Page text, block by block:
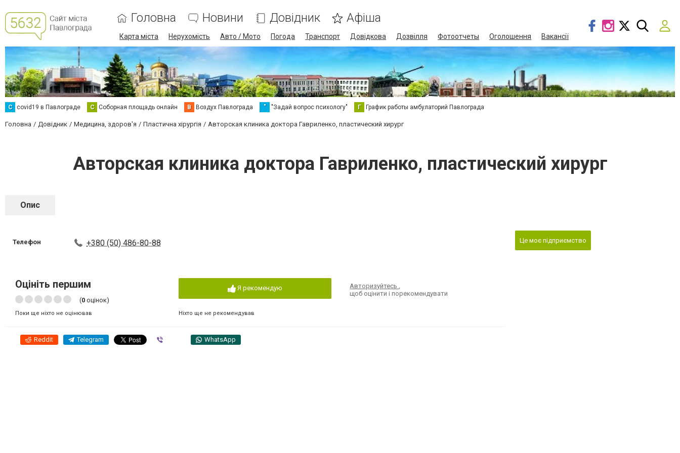
Головна Новини Довідник Афіша
Карта міста Нерухомість Авто / Мото Погода Транспорт Довідкова Дозвілля Фотоотчеты Оголошення Вакансії
C covid19 в Павлограде С Соборная площадь онлайн В Воздух Павлограда " "Задай вопрос психологу" Г График работы амбулаторий Павлограда
Головна Довідник Медицина, здоров'я Пластична хірургія Авторская клиника доктора Гавриленко, пластический хирург
Авторская клиника доктора Гавриленко, пластический хирург
Опис
Телефон +380 (50) 486-80-88
Оцініть першим
(0 оцінок)
Поки ще ніхто не оцінював
Я рекомендую
Ніхто ще не рекомендував
Авторизуйтесь,
щоб оцінити і порекомендувати
Reddit Telegram WhatsApp
Це моє підприємство